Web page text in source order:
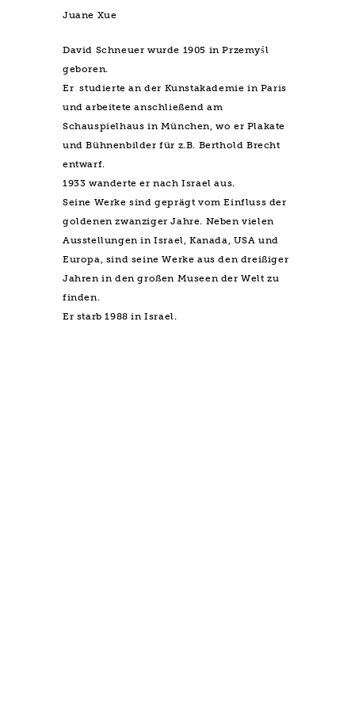
Juane Xue
David Schneuer wurde 1905 in Przemyśl
geboren.
Er studierte an der Kunstakademie in Paris
und arbeitete anschließend am
Schauspielhaus in München, wo er Plakate
und Bühnenbilder für z.B. Berthold Brecht
entwarf.
1933 wanderte er nach Israel aus.
Seine Werke sind geprägt vom Einfluss der
goldenen zwanziger Jahre. Neben vielen
Ausstellungen in Israel, Kanada, USA und
Europa, sind seine Werke aus den dreißiger
Jahren in den großen Museen der Welt zu
finden.
Er starb 1988 in Israel.